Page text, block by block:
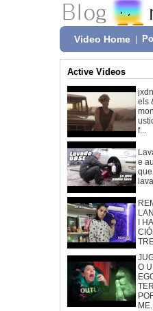
Video Home
Active Videos
els
f...
e
I
O